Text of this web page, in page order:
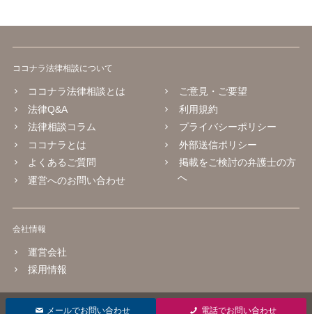
メールでお問い合わせ 電話でお問い合わせ
ココナラ法律相談について
ココナラ法律相談とは
法律Q&A
法律相談コラム
ココナラとは
よくあるご質問
運営へのお問い合わせ
ご意見・ご要望
利用規約
プライバシーポリシー
外部送信ポリシー
掲載をご検討の弁護士の方
へ
会社情報
運営会社
採用情報